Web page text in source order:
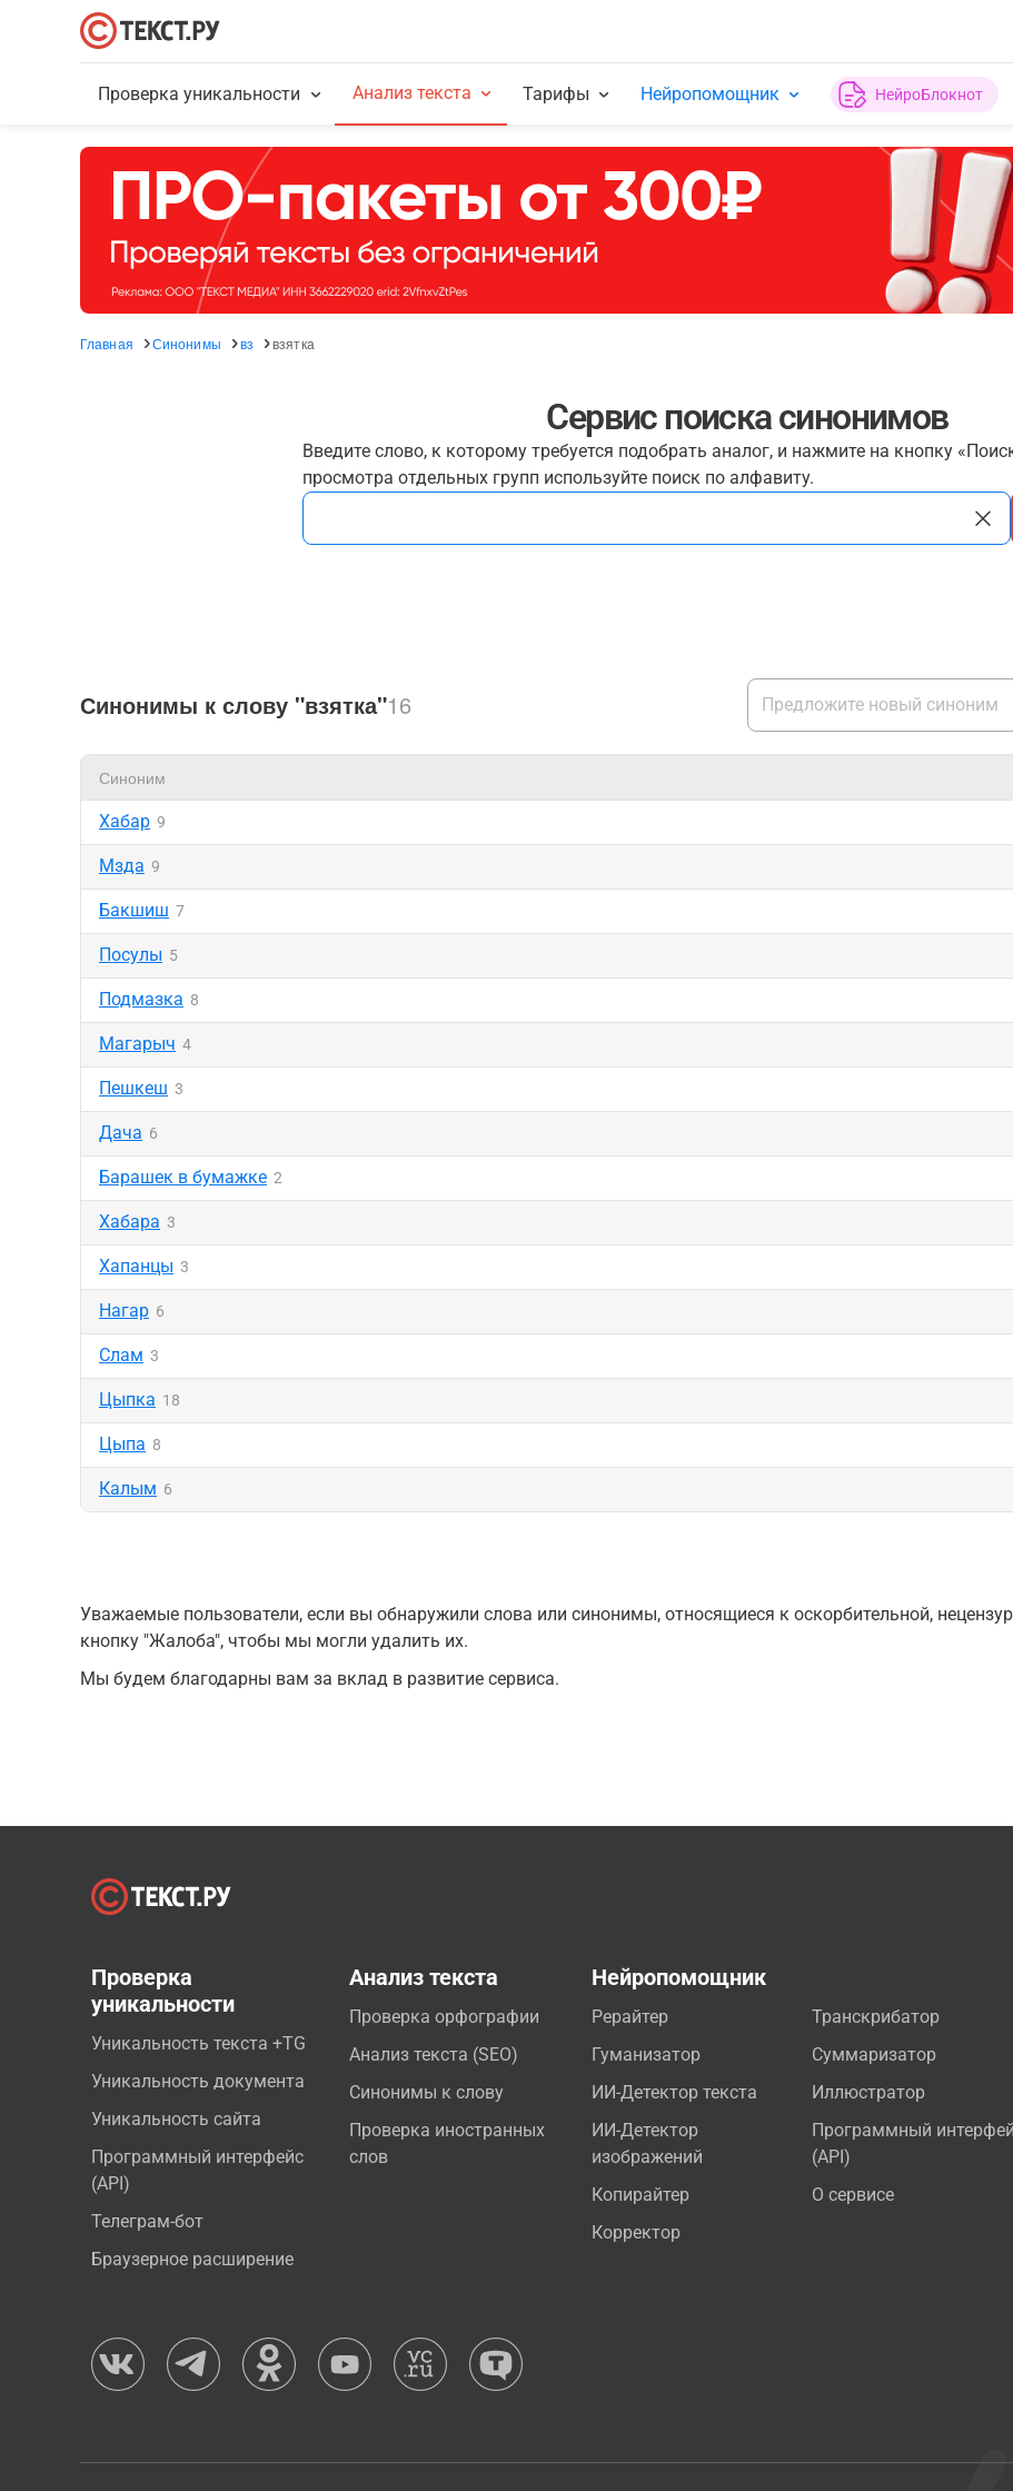
Проверка уникальности Анализ текста Тарифы Нейропомощник НейроБлокнот
Главная Синонимы вз взятка
Сервис поиска синонимов
Введите слово, к которому требуется подобрать аналог, и нажмите на кнопку
просмотра отдельных групп используйте поиск по алфавиту.
Синонимы к слову "взятка"16
Синоним
Хабар 9
Мзда 9
Бакшиш 7
Посулы 5
Подмазка 8
Магарыч 4
Пешкеш 3
Дача 6
Барашек в бумажке 2
Хабара 3
Хапанцы 3
Нагар 6
Слам 3
Цыпка 18
Цыпа 8
Калым 6
Уважаемые пользователи, если вы обнаружили слова или синонимы, относящиеся к оскорбительной,
кнопку "Жалоба", чтобы мы могли удалить их.
Мы будем благодарны вам за вклад в развитие сервиса.
Проверка
уникальности
Уникальность текста +TG
Уникальность документа
Уникальность сайта
Программный интерфейс
(API)
Телеграм-бот
Браузерное расширение
Анализ текста
Проверка орфографии
Анализ текста (SEO)
Синонимы к слову
Проверка иностранных
слов
Нейропомощник
Рерайтер
Гуманизатор
ИИ-Детектор текста
ИИ-Детектор
изображений
Копирайтер
Корректор
Транскрибатор
Суммаризатор
Иллюстратор
Программный
(API)
О сервисе